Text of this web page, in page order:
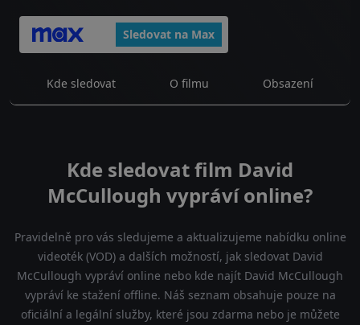
Sledovat na Max
Kde sledovat O filmu Obsazení
Kde sledovat film David
McCullough vypráví online?
Pravidelně pro vás sledujeme a aktualizujeme nabídku online
videoték (VOD) a dalších možností, jak sledovat David
McCullough vypráví online nebo kde najít David McCullough
vypráví ke stažení offline. Náš seznam obsahuje pouze na
oficiální a legální služby, které jsou zdarma nebo je můžete